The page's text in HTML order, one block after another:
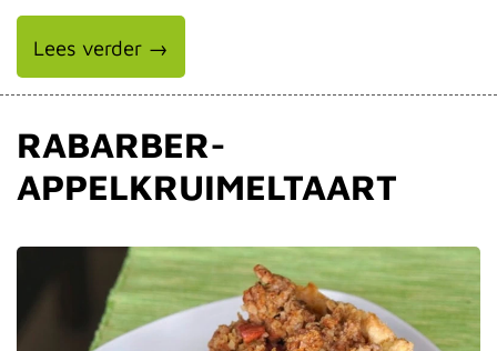
Lees verder →
RABARBER-
APPELKRUIMELTAART